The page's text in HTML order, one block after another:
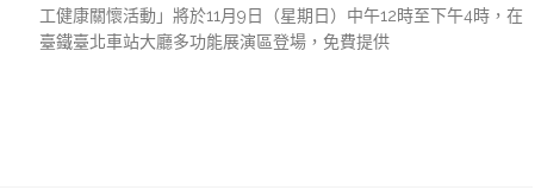
工健康關懷活動」將於11月9日（星期日）中午12時至下午4時，在
臺鐵臺北車站大廳多功能展演區登場，免費提供